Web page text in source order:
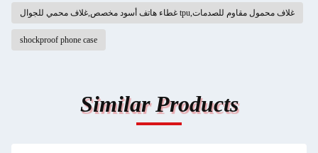
غطاء هاتف أسود مخصص,غلاف محمي للجوال tpu,غلاف محمول مقاوم للصدمات
shockproof phone case
Similar Products